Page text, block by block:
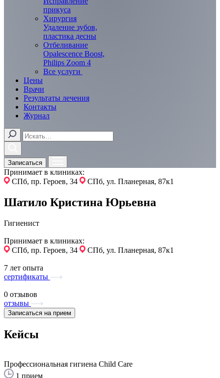
прикуса
Хирургия
Удаление зубов,
пластика десны
Отбеливание
Opalescence Boost,
Philips Zoom 4
Все услуги
Цены
Врачи
Результаты лечения
Контакты
Журнал
Записаться
Принимает в клиниках:
СПб, пр. Героев, 34
СПб, ул. Планерная, 87к1
Шатило Кристина Юрьевна
Гигиенист
Принимает в клиниках:
СПб, пр. Героев, 34
СПб, ул. Планерная, 87к1
7 лет опыта
сертификаты
0 отзывов
отзывы
Записаться на прием
Кейсы
Профессиональная гигиена Child Care
1 прием